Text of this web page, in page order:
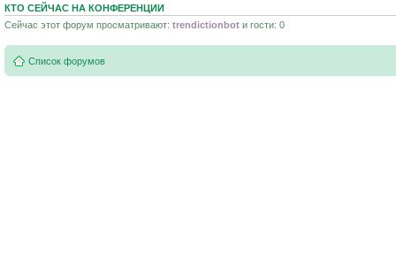
КТО СЕЙЧАС НА КОНФЕРЕНЦИИ
Сейчас этот форум просматривают: trendictionbot и гости: 0
Список форумов